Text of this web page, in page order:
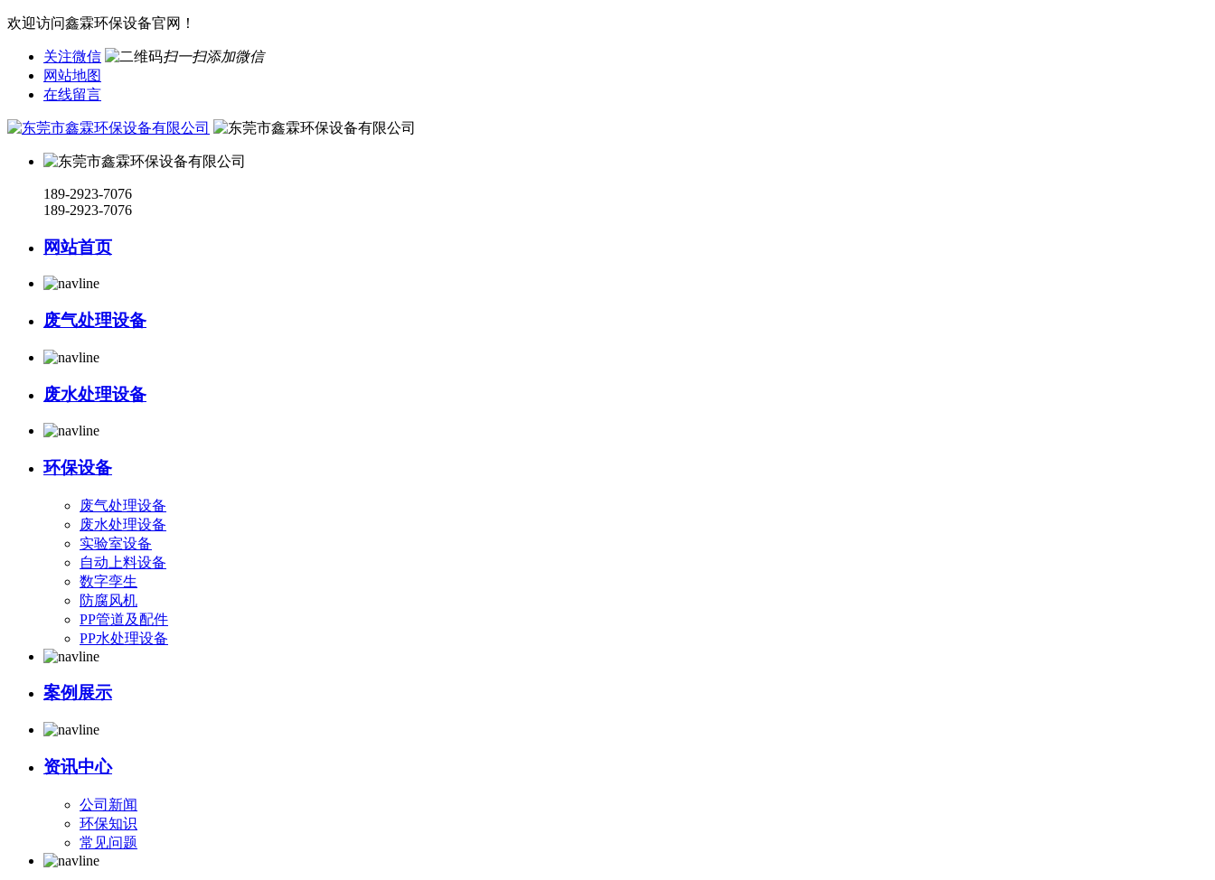
欢迎访问鑫霖环保设备官网！
关注微信
扫一扫添加微信
网站地图
在线留言
189-2923-7076
189-2923-7076
网站首页
废气处理设备
废水处理设备
环保设备
废气处理设备
废水处理设备
实验室设备
自动上料设备
数字孪生
防腐风机
PP管道及配件
PP水处理设备
案例展示
资讯中心
公司新闻
环保知识
常见问题